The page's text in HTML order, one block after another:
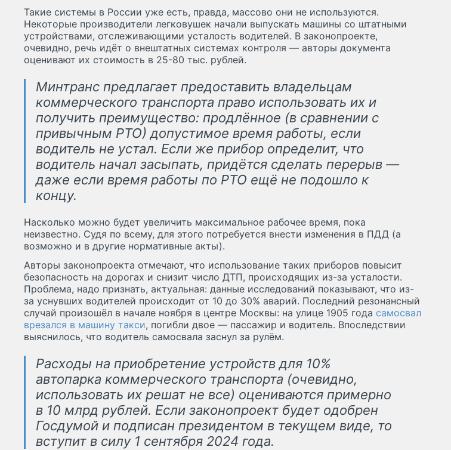
Такие системы в России уже есть, правда, массово они не используются.
Некоторые производители легковушек начали выпускать машины со штатными
устройствами, отслеживающими усталость водителей. В законопроекте,
очевидно, речь идёт о внештатных системах контроля — авторы документа
оценивают их стоимость в 25-80 тыс. рублей.
Минтранс предлагает предоставить владельцам
коммерческого транспорта право использовать их и
получить преимущество: продлённое (в сравнении с
привычным РТО) допустимое время работы, если
водитель не устал. Если же прибор определит, что
водитель начал засыпать, придётся сделать перерыв —
даже если время работы по РТО ещё не подошло к
концу.
Насколько можно будет увеличить максимальное рабочее время, пока
неизвестно. Судя по всему, для этого потребуется внести изменения в ПДД (а
возможно и в другие нормативные акты).
Авторы законопроекта отмечают, что использование таких приборов повысит
безопасность на дорогах и снизит число ДТП, происходящих из-за усталости.
Проблема, надо признать, актуальная: данные исследований показывают, что из-
за уснувших водителей происходит от 10 до 30% аварий. Последний резонансный
случай произошёл в начале ноября в центре Москвы: на улице 1905 года самосвал
врезался в машину такси, погибли двое — пассажир и водитель. Впоследствии
выяснилось, что водитель самосвала заснул за рулём.
Расходы на приобретение устройств для 10%
автопарка коммерческого транспорта (очевидно,
использовать их решат не все) оцениваются примерно
в 10 млрд рублей. Если законопроект будет одобрен
Госдумой и подписан президентом в текущем виде, то
вступит в силу 1 сентября 2024 года.